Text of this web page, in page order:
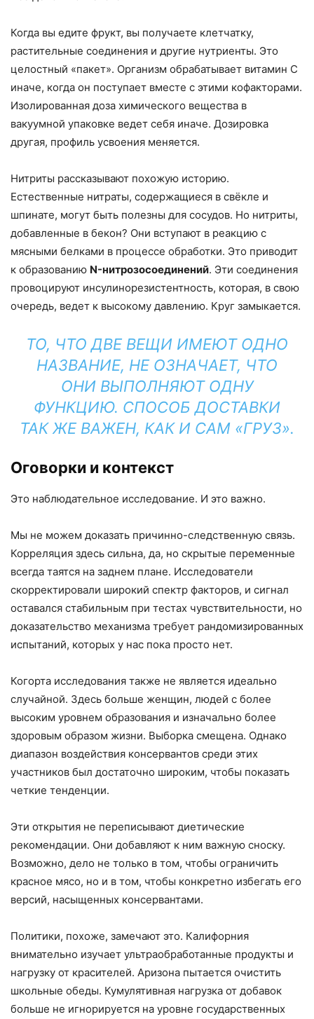
Когда вы едите фрукт, вы получаете клетчатку,
растительные соединения и другие нутриенты. Это
целостный «пакет». Организм обрабатывает витамин С
иначе, когда он поступает вместе с этими кофакторами.
Изолированная доза химического вещества в
вакуумной упаковке ведет себя иначе. Дозировка
другая, профиль усвоения меняется.
Нитриты рассказывают похожую историю.
Естественные нитраты, содержащиеся в свёкле и
шпинате, могут быть полезны для сосудов. Но нитриты,
добавленные в бекон? Они вступают в реакцию с
мясными белками в процессе обработки. Это приводит
к образованию N-нитрозосоединений. Эти соединения
провоцируют инсулинорезистентность, которая, в свою
очередь, ведет к высокому давлению. Круг замыкается.
ТО, ЧТО ДВЕ ВЕЩИ ИМЕЮТ ОДНО
НАЗВАНИЕ, НЕ ОЗНАЧАЕТ, ЧТО
ОНИ ВЫПОЛНЯЮТ ОДНУ
ФУНКЦИЮ. СПОСОБ ДОСТАВКИ
ТАК ЖЕ ВАЖЕН, КАК И САМ «ГРУЗ».
Оговорки и контекст
Это наблюдательное исследование. И это важно.
Мы не можем доказать причинно-следственную связь.
Корреляция здесь сильна, да, но скрытые переменные
всегда таятся на заднем плане. Исследователи
скорректировали широкий спектр факторов, и сигнал
оставался стабильным при тестах чувствительности, но
доказательство механизма требует рандомизированных
испытаний, которых у нас пока просто нет.
Когорта исследования также не является идеально
случайной. Здесь больше женщин, людей с более
высоким уровнем образования и изначально более
здоровым образом жизни. Выборка смещена. Однако
диапазон воздействия консервантов среди этих
участников был достаточно широким, чтобы показать
четкие тенденции.
Эти открытия не переписывают диетические
рекомендации. Они добавляют к ним важную сноску.
Возможно, дело не только в том, чтобы ограничить
красное мясо, но и в том, чтобы конкретно избегать его
версий, насыщенных консервантами.
Политики, похоже, замечают это. Калифорния
внимательно изучает ультраобработанные продукты и
нагрузку от красителей. Аризона пытается очистить
школьные обеды. Кумулятивная нагрузка от добавок
больше не игнорируется на уровне государственных